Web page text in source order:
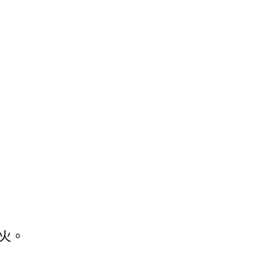
。